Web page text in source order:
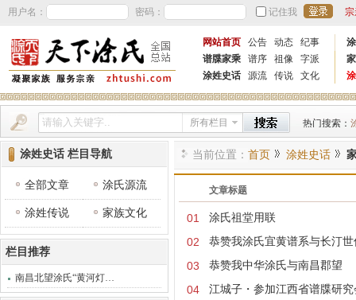
用户名： 密码： 记住我
网站首页 公告 动态 纪事
谱牒家乘
谱序 祖像 字派
涂姓史话
源流 传说 文化
所有栏目 热门搜索：
当前位置： 首页 涂姓史话
文章标题
01 涂氏祖堂用联
02 恭赞我涂氏宜黄谱系与长汀世
03 恭赞我中华涂氏与南昌郡望
04 江城子・参加江西省谱牒研
涂姓史话 栏目导航
全部文章 涂氏源流
涂姓传说 家族文化
栏目推荐
南昌北望涂氏“黄河灯…